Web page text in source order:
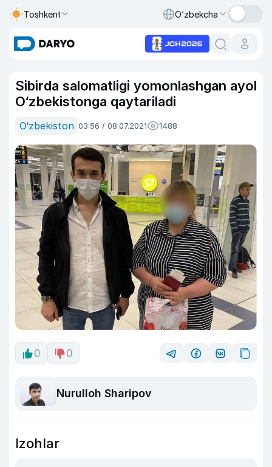
Toshkent O‘zbekcha
Sibirda salomatligi yomonlashgan ayol
O‘zbekistonga qaytariladi
O‘zbekiston 03:56 / 08.07.2021 1488
0 0
Nurulloh Sharipov
Izohlar